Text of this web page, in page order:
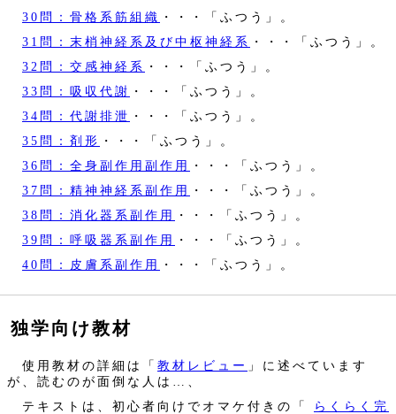
30問：骨格系筋組織 ・・・「ふつう」。
31問：末梢神経系及び中枢神経系
・・・「ふつう」。
32問：交感神経系
・・・「ふつう」。
33問：吸収代謝 ・・・「ふつう」。
34問：代謝排泄 ・・・「ふつう」。
35問：剤形 ・・・「ふつう」。
36問：全身副作用副作用
・・・「ふつう」。
37問：精神神経系副作用
・・・「ふつう」。
38問：消化器系副作用
・・・「ふつう」。
39問：呼吸器系副作用
・・・「ふつう」。
40問：皮膚系副作用
・・・「ふつう」。
独学向け教材
使用教材の詳細は「 教材レビュー 」に述べています
が、読むのが面倒な人は…、
テキストは、初心者向けでオマケ付きの「
らくらく完